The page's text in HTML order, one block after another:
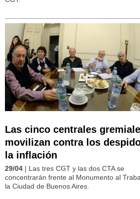
Las cinco centrales
movilizan contra los
la inflación
29/04 | Las tres CGT y las dos CTA se
concentrarán frente al Monumento al
la Ciudad de Buenos Aires.